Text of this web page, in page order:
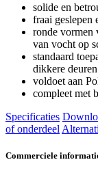
solide en
fraai geslepen
ronde vormen
van vocht op
standaard
dikkere
voldoet aan
compleet met
Specificaties
of onderdeel
Commerciele